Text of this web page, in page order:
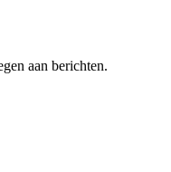
aan berichten.